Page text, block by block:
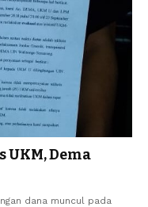
Dema
dana muncul pada